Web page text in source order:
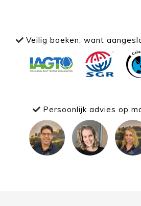
Veilig boeken, want
Persoonlijk advies op